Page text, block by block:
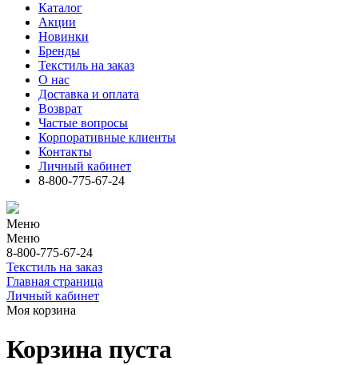
Каталог
Акции
Новинки
Бренды
Текстиль на заказ
О нас
Доставка и оплата
Возврат
Частые вопросы
Корпоративные клиенты
Контакты
Личный кабинет
8-800-775-67-24
Меню
Меню
8-800-775-67-24
Текстиль на заказ
Главная страница
Личный кабинет
Моя корзина
Корзина пуста